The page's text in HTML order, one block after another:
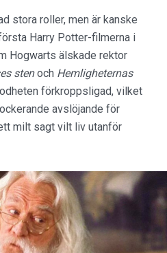
stora roller, men är kanske
Harry Potter-filmerna i
Hogwarts älskade rektor
stenoch Hemligheternas
förkroppsligad, vilket
avslöjande för
milt sagt vilt liv utanför